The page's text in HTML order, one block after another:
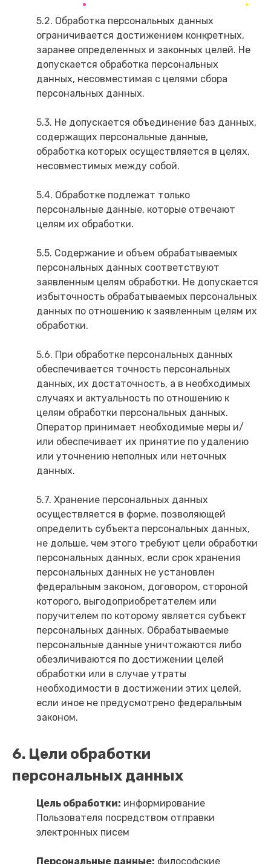
5.2. Обработка персональных данных
ограничивается достижением конкретных,
заранее определенных и законных целей. Не
допускается обработка персональных
данных, несовместимая с целями сбора
персональных данных.
5.3. Не допускается объединение баз данных,
содержащих персональные данные,
обработка которых осуществляется в целях,
несовместимых между собой.
5.4. Обработке подлежат только
персональные данные, которые отвечают
целям их обработки.
5.5. Содержание и объем обрабатываемых
персональных данных соответствуют
заявленным целям обработки. Не допускается
избыточность обрабатываемых персональных
данных по отношению к заявленным целям их
обработки.
5.6. При обработке персональных данных
обеспечивается точность персональных
данных, их достаточность, а в необходимых
случаях и актуальность по отношению к
целям обработки персональных данных.
Оператор принимает необходимые меры и/
или обеспечивает их принятие по удалению
или уточнению неполных или неточных
данных.
5.7. Хранение персональных данных
осуществляется в форме, позволяющей
определить субъекта персональных данных,
не дольше, чем этого требуют цели обработки
персональных данных, если срок хранения
персональных данных не установлен
федеральным законом, договором, стороной
которого, выгодоприобретателем или
поручителем по которому является субъект
персональных данных. Обрабатываемые
персональные данные уничтожаются либо
обезличиваются по достижении целей
обработки или в случае утраты
необходимости в достижении этих целей,
если иное не предусмотрено федеральным
законом.
6. Цели обработки
персональных данных
Цель обработки: информирование
Пользователя посредством отправки
электронных писем
Персональные данные: философские